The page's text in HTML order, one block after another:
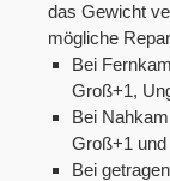
das Gewicht
mögliche
Bei
Groß+1,
Bei
Groß+1
Bei